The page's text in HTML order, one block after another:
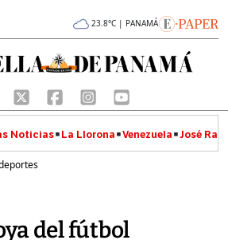
23.8°C | PANAMÁ
Noticias La Llorona Venezuela José
del fútbol